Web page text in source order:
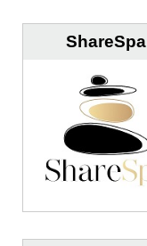
ShareSpa